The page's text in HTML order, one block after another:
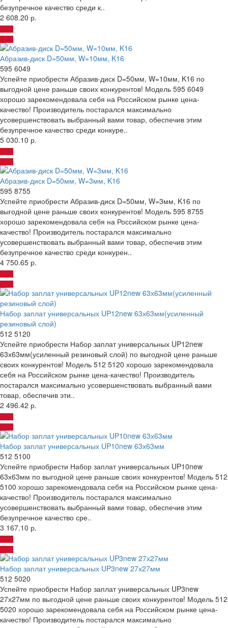
безупречное качество среди к..
2 608.20 р.
Абразив-диск D=50мм, W=10мм, K16
595 6049
Успейте приобрести Абразив-диск D=50мм, W=10мм, K16 по
выгодной цене раньше своих конкурентов! Модель 595 6049
хорошо зарекомендовала себя на Российском рынке цена-
качество! Производитель постарался максимально
усовершенствовать выбранный вами товар, обеспечив этим
безупречное качество среди конкуре..
5 030.10 р.
Абразив-диск D=50мм, W=3мм, K16
595 8755
Успейте приобрести Абразив-диск D=50мм, W=3мм, K16 по
выгодной цене раньше своих конкурентов! Модель 595 8755
хорошо зарекомендовала себя на Российском рынке цена-
качество! Производитель постарался максимально
усовершенствовать выбранный вами товар, обеспечив этим
безупречное качество среди конкурен..
4 750.65 р.
Набор заплат универсальных UP12new 63х63мм(усиленный
резиновый слой)
512 5120
Успейте приобрести Набор заплат универсальных UP12new
63х63мм(усиленный резиновый слой) по выгодной цене раньше
своих конкурентов! Модель 512 5120 хорошо зарекомендовала
себя на Российском рынке цена-качество! Производитель
постарался максимально усовершенствовать выбранный вами
товар, обеспечив эти..
2 496.42 р.
Набор заплат универсальных UP10new 63х63мм
512 5100
Успейте приобрести Набор заплат универсальных UP10new
63х63мм по выгодной цене раньше своих конкурентов! Модель 512
5100 хорошо зарекомендовала себя на Российском рынке цена-
качество! Производитель постарался максимально
усовершенствовать выбранный вами товар, обеспечив этим
безупречное качество сре..
3 167.10 р.
Набор заплат универсальных UP3new 27х27мм
512 5020
Успейте приобрести Набор заплат универсальных UP3new
27х27мм по выгодной цене раньше своих конкурентов! Модель 512
5020 хорошо зарекомендовала себя на Российском рынке цена-
качество! Производитель постарался максимально